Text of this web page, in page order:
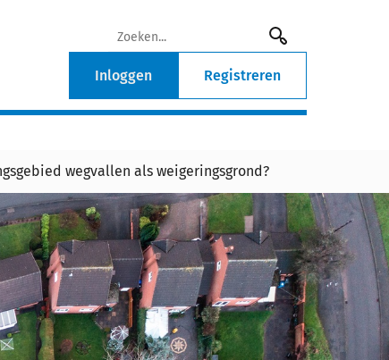
Inloggen Registreren
wegvallen als weigeringsgrond?